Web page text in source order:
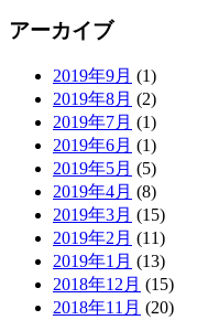
アーカイブ
2019年9月 (1)
2019年8月 (2)
2019年7月 (1)
2019年6月 (1)
2019年5月 (5)
2019年4月 (8)
2019年3月 (15)
2019年2月 (11)
2019年1月 (13)
2018年12月 (15)
2018年11月 (20)